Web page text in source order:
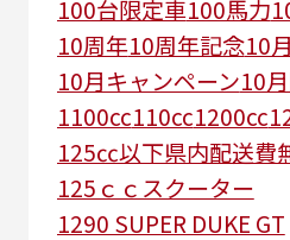
100台限定車100馬力
10周年10周年記念10月
10月キャンペーン10
1100cc110cc1200cc
125㏄以下県内配送費
125ｃｃスクーター
1290 SUPER DUKE GT